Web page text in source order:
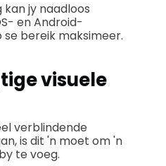
jy naadloos
en Android-
bereik maksimeer.
visuele
verblindende
is dit 'n moet om 'n
te voeg.